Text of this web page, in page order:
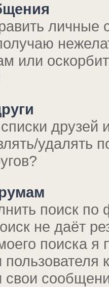
личные
или
друзей
удалять
поиск
не даёт
поиска
пользователя
свои